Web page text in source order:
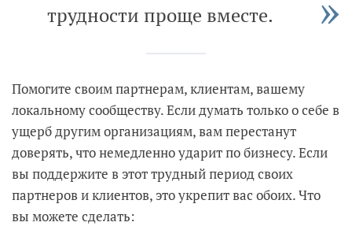
трудности проще вместе.
Помогите своим партнерам, клиентам, вашему
локальному сообществу. Если думать только о себе в
ущерб другим организациям, вам перестанут
доверять, что немедленно ударит по бизнесу. Если
вы поддержите в этот трудный период своих
партнеров и клиентов, это укрепит вас обоих. Что
вы можете сделать: